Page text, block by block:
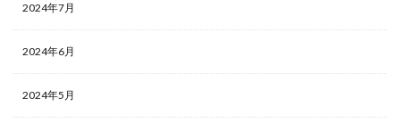
2024年7月
2024年6月
2024年5月